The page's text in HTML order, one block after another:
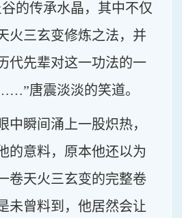
的传承水晶，其中不仅
火三玄变修炼之法，并
代先辈对这一功法的一
唐震淡淡的笑道。
中瞬间涌上一股炽热，
的意料，原本他还以为
卷天火三玄变的完整卷
未曾料到，他居然会让